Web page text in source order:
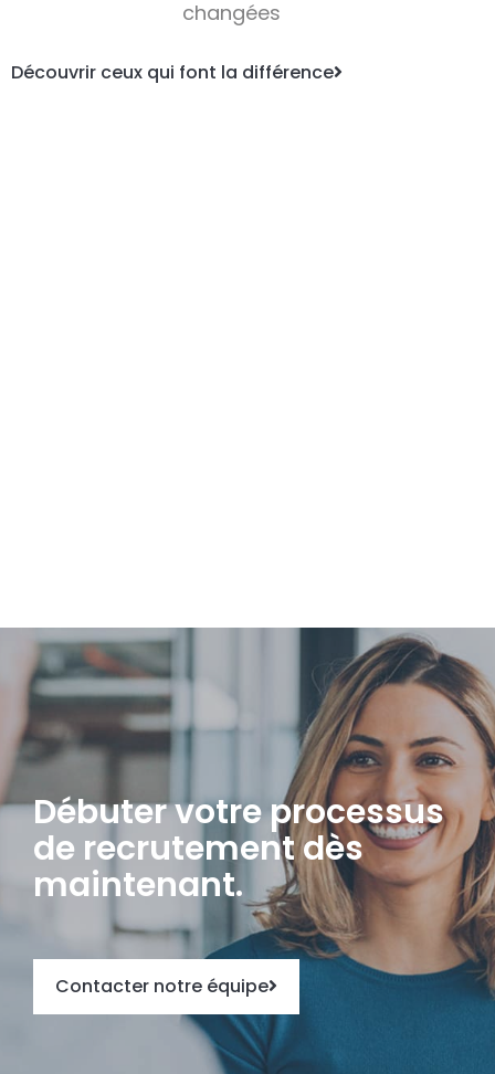
changées
Découvrir ceux qui font la différence
Débuter votre processus
de recrutement dès
maintenant.
Contacter notre équipe